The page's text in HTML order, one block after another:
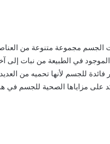
الجسم مجموعة متنوعة من
في الطبيعة من نبات إلى
فائدة للجسم لأنها تحميه من العديد
على مزاياها الصحية للجسم في